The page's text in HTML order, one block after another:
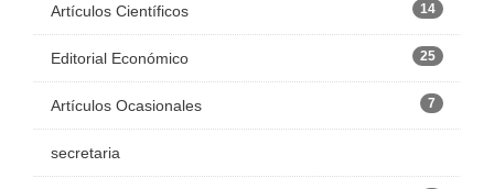
Artículos Científicos 14
Editorial Económico 25
Artículos Ocasionales 7
secretaria